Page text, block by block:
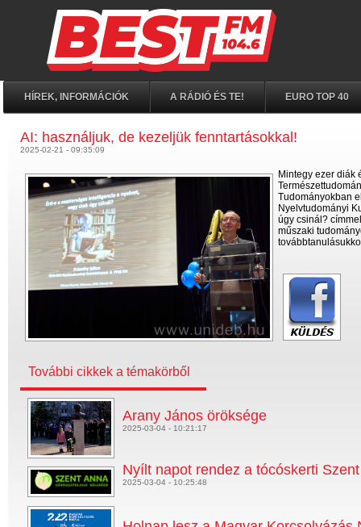
HÍREK, INFORMÁCIÓK A RÁDIÓ ÉS TE! EURO TOP 40
AI: használjuk, de kezeljük fenntartásokkal!
2025-02-21 - 09:35:09
Mintegy ezer diák
Tudományokban
Nyelvtudományi
úgy csinál?
műszaki
További cikkek a témakörből
Arany János öröksége
2025-03-04 - 10:21:17
Nyílt napot rendez a tócóskerti
2025-03-04 - 10:25:48